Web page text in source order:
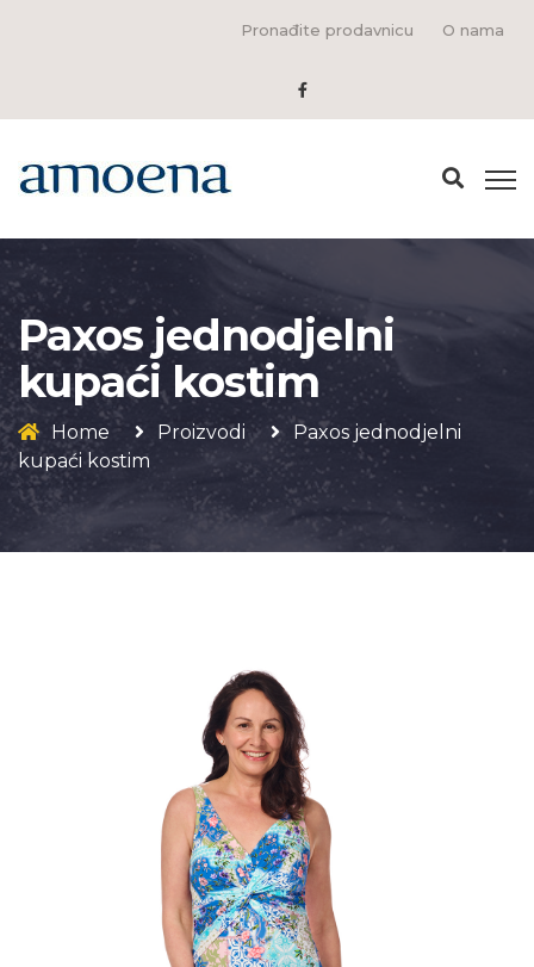
Pronađite prodavnicu O nama
Paxos jednodjelni
kupaći kostim
Home Proizvodi
Paxos jednodjelni
kupaći kostim